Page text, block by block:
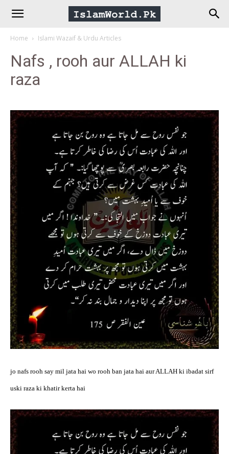
IslamWorld.pk
The
Peace
Home Islami Wazaif & Urdu Articles
Nafs , rooh aur ALLAH ki
raza
jo nafs rooh say mil jata hai wo rooh ban jata hai aur ALLAH ki ibadat sirf
uski raza ki khatir kerta hai